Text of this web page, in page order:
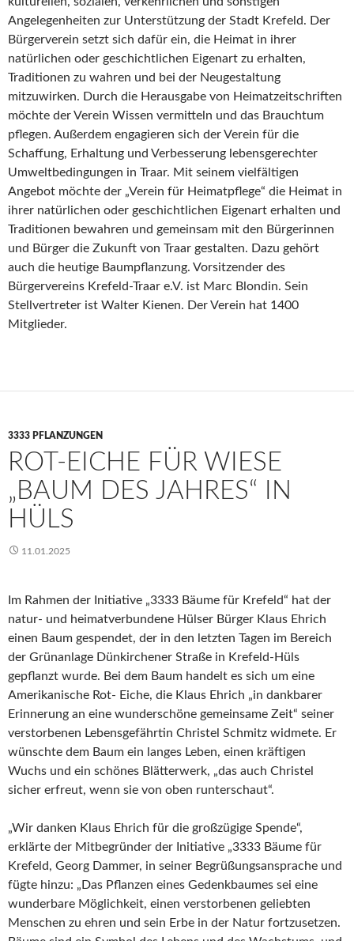
Angelegenheiten zur Unterstützung der Stadt Krefeld. Der
Bürgerverein setzt sich dafür ein, die Heimat in ihrer
natürlichen oder geschichtlichen Eigenart zu erhalten,
Traditionen zu wahren und bei der Neugestaltung
mitzuwirken. Durch die Herausgabe von Heimatzeitschriften
möchte der Verein Wissen vermitteln und das Brauchtum
pflegen. Außerdem engagieren sich der Verein für die
Schaffung, Erhaltung und Verbesserung lebensgerechter
Umweltbedingungen in Traar. Mit seinem vielfältigen
Angebot möchte der „Verein für Heimatpflege“ die Heimat in
ihrer natürlichen oder geschichtlichen Eigenart erhalten und
Traditionen bewahren und gemeinsam mit den Bürgerinnen
und Bürger die Zukunft von Traar gestalten. Dazu gehört
auch die heutige Baumpflanzung. Vorsitzender des
Bürgervereins Krefeld-Traar e.V. ist Marc Blondin. Sein
Stellvertreter ist Walter Kienen. Der Verein hat 1400
Mitglieder.
3333 PFLANZUNGEN
ROT-EICHE FÜR WIESE
„BAUM DES JAHRES“ IN
HÜLS
11.01.2025
Im Rahmen der Initiative „3333 Bäume für Krefeld“ hat der
natur- und heimatverbundene Hülser Bürger Klaus Ehrich
einen Baum gespendet, der in den letzten Tagen im Bereich
der Grünanlage Dünkirchener Straße in Krefeld-Hüls
gepflanzt wurde. Bei dem Baum handelt es sich um eine
Amerikanische Rot- Eiche, die Klaus Ehrich „in dankbarer
Erinnerung an eine wunderschöne gemeinsame Zeit“ seiner
verstorbenen Lebensgefährtin Christel Schmitz widmete. Er
wünschte dem Baum ein langes Leben, einen kräftigen
Wuchs und ein schönes Blätterwerk, „das auch Christel
sicher erfreut, wenn sie von oben runterschaut“.
„Wir danken Klaus Ehrich für die großzügige Spende“,
erklärte der Mitbegründer der Initiative „3333 Bäume für
Krefeld, Georg Dammer, in seiner Begrüßungsansprache und
fügte hinzu: „Das Pflanzen eines Gedenkbaumes sei eine
wunderbare Möglichkeit, einen verstorbenen geliebten
Menschen zu ehren und sein Erbe in der Natur fortzusetzen.